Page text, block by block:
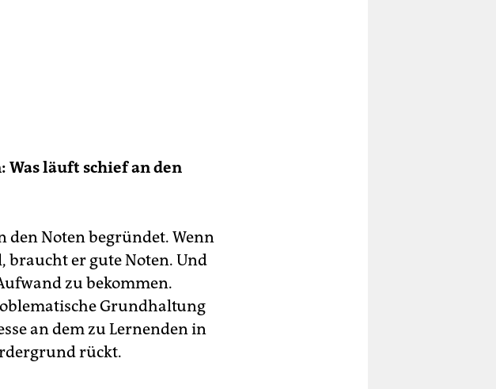
läuft schief an den
den Noten begründet. Wenn
braucht er gute Noten. Und
zu bekommen.
Grundhaltung
an dem zu Lernenden in
rückt.